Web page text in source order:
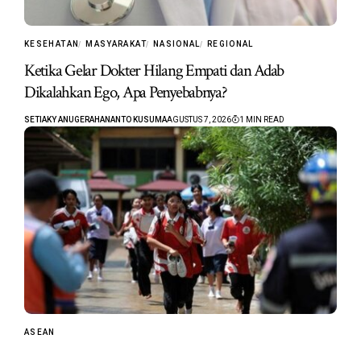
KESEHATAN MASYARAKAT NASIONAL REGIONAL
Ketika Gelar Dokter Hilang Empati dan Adab
Dikalahkan Ego, Apa Penyebabnya?
SETIAKY ANUGERAHANANTO KUSUMAAGUSTUS 7, 2026 1 MIN READ
ASEAN